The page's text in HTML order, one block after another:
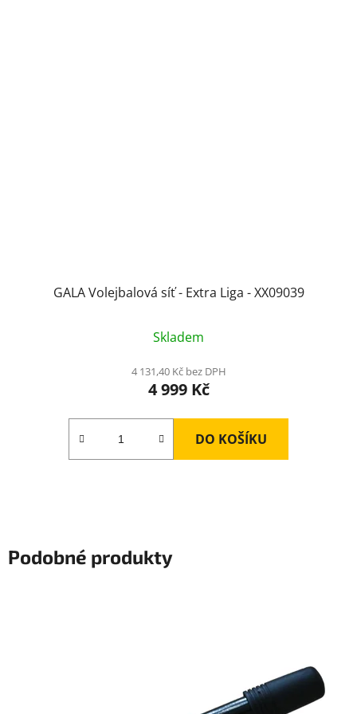
GALA Volejbalová síť - Extra Liga - XX09039
Skladem
4 131,40 Kč bez DPH
4 999 Kč
DO KOŠÍKU
Podobné produkty